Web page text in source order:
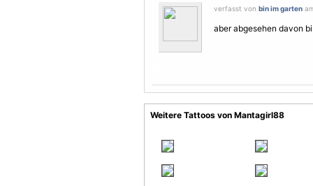
verfasst von bin im garten
aber abgesehen davon
Weitere Tattoos von Mantagirl88